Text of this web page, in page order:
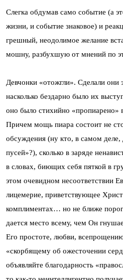
Слегка обдумав само событие (а
жизни, и событие знаковое) и
грешный, неодолимое желание
мошну, разбухшую от мнений по
Девчонки «отожгли». Сделали они
насколько бездарно было их
оно было стихийно «пропиарено»
Причем мощь пиара состоит не
обсуждения (ну кто, в самом деле,
пусей»?), сколько в заряде
в словах, биющих себя пяткой в
этом очевидном несоответствии
лицемерие, приветствующее
комплиментах… но не ближе
дается место всему, чем Он
Его простоте, любви,
«скорбящему об ожесточении
объявляйте благодарность